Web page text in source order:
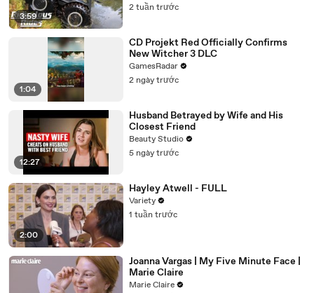
3:59
2 tuần trước
1:04
CD Projekt Red Officially Confirms
New Witcher 3 DLC
GamesRadar
2 ngày trước
12:27
Husband Betrayed by Wife and His
Closest Friend
Beauty Studio
5 ngày trước
2:00
Hayley Atwell - FULL
Variety
1 tuần trước
Joanna Vargas | My Five Minute Face |
Marie Claire
Marie Claire